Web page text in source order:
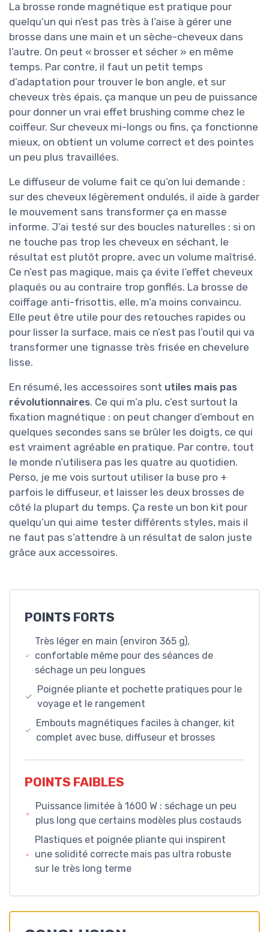
La brosse ronde magnétique est pratique pour
quelqu’un qui n’est pas très à l’aise à gérer une
brosse dans une main et un sèche-cheveux dans
l’autre. On peut « brosser et sécher » en même
temps. Par contre, il faut un petit temps
d’adaptation pour trouver le bon angle, et sur
cheveux très épais, ça manque un peu de puissance
pour donner un vrai effet brushing comme chez le
coiffeur. Sur cheveux mi-longs ou fins, ça fonctionne
mieux, on obtient un volume correct et des pointes
un peu plus travaillées.
Le diffuseur de volume fait ce qu’on lui demande :
sur des cheveux légèrement ondulés, il aide à garder
le mouvement sans transformer ça en masse
informe. J’ai testé sur des boucles naturelles : si on
ne touche pas trop les cheveux en séchant, le
résultat est plutôt propre, avec un volume maîtrisé.
Ce n’est pas magique, mais ça évite l’effet cheveux
plaqués ou au contraire trop gonflés. La brosse de
coiffage anti-frisottis, elle, m’a moins convaincu.
Elle peut être utile pour des retouches rapides ou
pour lisser la surface, mais ce n’est pas l’outil qui va
transformer une tignasse très frisée en chevelure
lisse.
En résumé, les accessoires sont utiles mais pas
révolutionnaires. Ce qui m’a plu, c’est surtout la
fixation magnétique : on peut changer d’embout en
quelques secondes sans se brûler les doigts, ce qui
est vraiment agréable en pratique. Par contre, tout
le monde n’utilisera pas les quatre au quotidien.
Perso, je me vois surtout utiliser la buse pro +
parfois le diffuseur, et laisser les deux brosses de
côté la plupart du temps. Ça reste un bon kit pour
quelqu’un qui aime tester différents styles, mais il
ne faut pas s’attendre à un résultat de salon juste
grâce aux accessoires.
POINTS FORTS
Très léger en main (environ 365 g),
confortable même pour des séances de
séchage un peu longues
Poignée pliante et pochette pratiques pour le
voyage et le rangement
Embouts magnétiques faciles à changer, kit
complet avec buse, diffuseur et brosses
POINTS FAIBLES
Puissance limitée à 1600 W : séchage un peu
plus long que certains modèles plus costauds
Plastiques et poignée pliante qui inspirent
une solidité correcte mais pas ultra robuste
sur le très long terme